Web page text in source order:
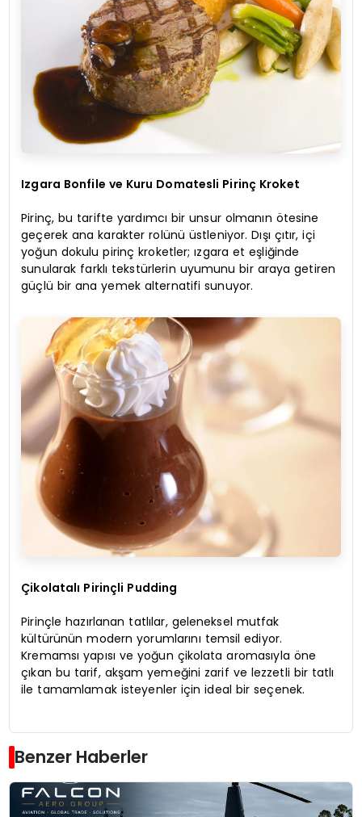
Izgara Bonfile ve Kuru Domatesli Pirinç Kroket
Pirinç, bu tarifte yardımcı bir unsur olmanın ötesine
geçerek ana karakter rolünü üstleniyor. Dışı çıtır, içi
yoğun dokulu pirinç kroketler; ızgara et eşliğinde
sunularak farklı tekstürlerin uyumunu bir araya getiren
güçlü bir ana yemek alternatifi sunuyor.
Çikolatalı Pirinçli Pudding
Pirinçle hazırlanan tatlılar, geleneksel mutfak
kültürünün modern yorumlarını temsil ediyor.
Kremamsı yapısı ve yoğun çikolata aromasıyla öne
çıkan bu tarif, akşam yemeğini zarif ve lezzetli bir tatlı
ile tamamlamak isteyenler için ideal bir seçenek.
Benzer Haberler